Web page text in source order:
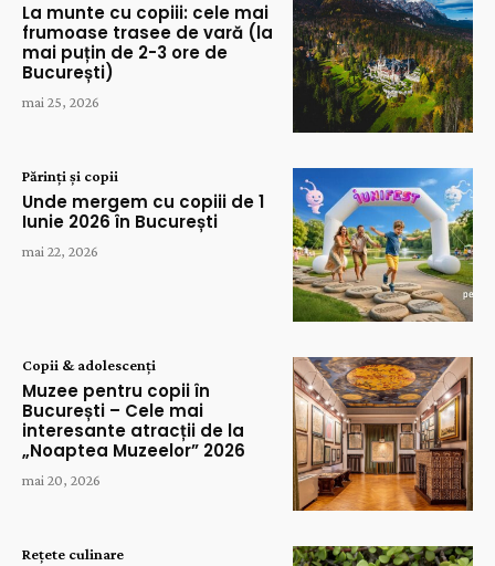
La munte cu copiii: cele mai
frumoase trasee de vară (la
mai puțin de 2-3 ore de
București)
mai 25, 2026
Părinți și copii
Unde mergem cu copiii de 1
Iunie 2026 în București
mai 22, 2026
Copii & adolescenți
Muzee pentru copii în
București – Cele mai
interesante atracții de la
„Noaptea Muzeelor” 2026
mai 20, 2026
Rețete culinare